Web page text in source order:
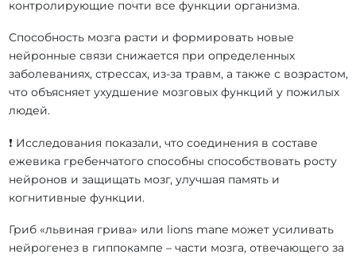
контролирующие почти все функции организма.
Способность мозга расти и формировать новые
нейронные связи снижается при определенных
заболеваниях, стрессах, из-за травм, а также с возрастом,
что объясняет ухудшение мозговых функций у пожилых
людей.
❗ Исследования показали, что соединения в составе
ежевика гребенчатого способны способствовать росту
нейронов и защищать мозг, улучшая память и
когнитивные функции.
Гриб «львиная грива» или lions mane может усиливать
нейрогенез в гиппокампе – ​​части мозга, отвечающего за